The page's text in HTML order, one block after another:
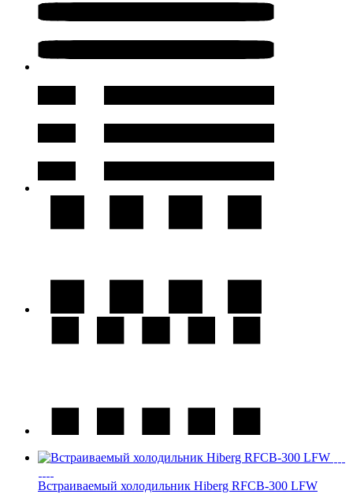
Встраиваемый холодильник Hiberg RFCB-300 LFW